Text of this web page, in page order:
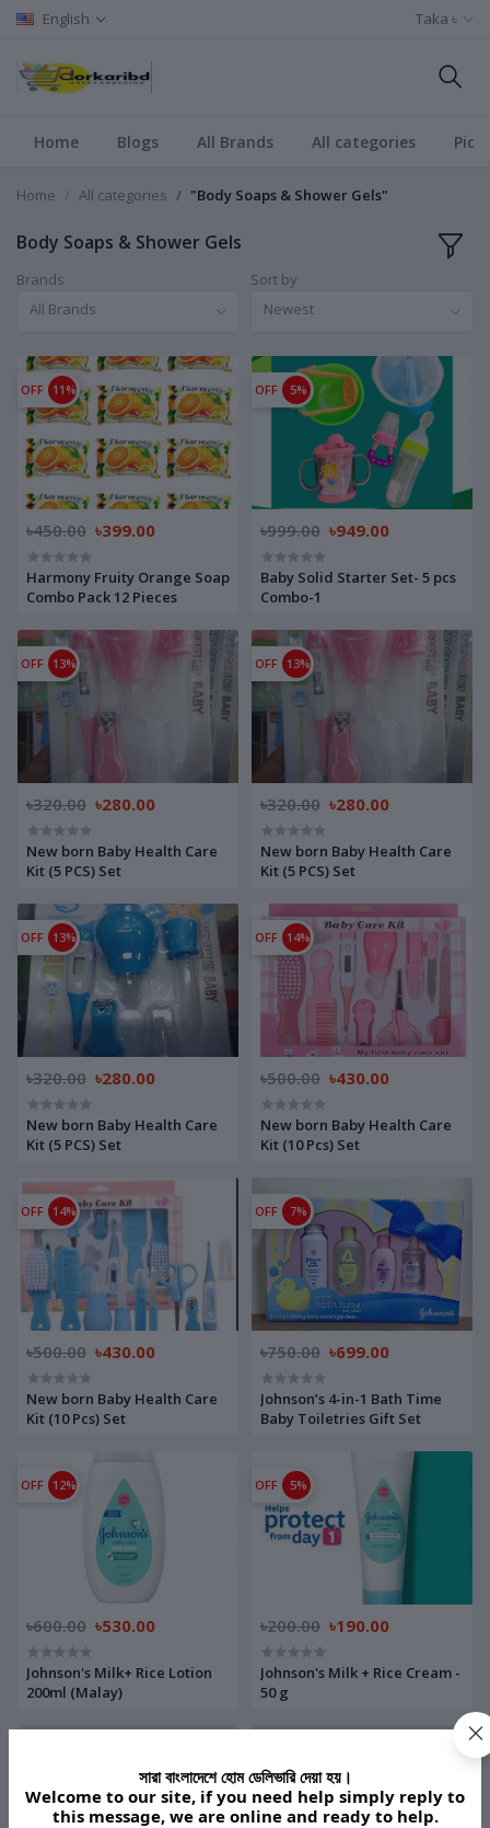
English Taka ৳
Home Blogs All Brands All categories
Home All categories "Body Soaps & Shower Gels"
Body Soaps & Shower Gels
Brands
All Brands
Sort by
Newest
OFF 11%
৳450.00 ৳399.00
Harmony Fruity Orange Soap
Combo Pack 12 Pieces
OFF 5%
৳999.00 ৳949.00
Baby Solid Starter Set- 5 pcs
Combo-1
OFF 13%
৳320.00 ৳280.00
New born Baby Health Care
Kit (5 PCS) Set
OFF 13%
৳320.00 ৳280.00
New born Baby Health Care
Kit (5 PCS) Set
OFF 13%
৳320.00 ৳280.00
New born Baby Health Care
Kit (5 PCS) Set
OFF 14%
৳500.00 ৳430.00
New born Baby Health Care
Kit (10 Pcs) Set
OFF 14%
৳500.00 ৳430.00
New born Baby Health Care
Kit (10 Pcs) Set
OFF 7%
৳750.00 ৳699.00
Johnson’s 4-in-1 Bath Time
Baby Toiletries Gift Set
OFF 12%
৳600.00 ৳530.00
Johnson's Milk+ Rice Lotion
200ml (Malay)
OFF 5%
৳200.00 ৳190.00
Johnson's Milk + Rice Cream -
50 g
সারা বাংলাদেশে হোম ডেলিভারি দেয়া হয়।
Welcome to our site, if you need help simply reply to
this message, we are online and ready to help.